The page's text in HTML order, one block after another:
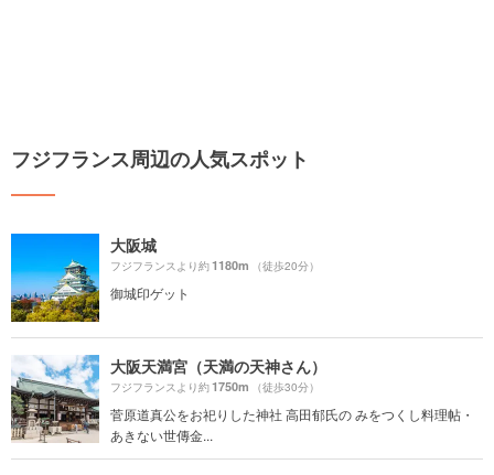
フジフランス周辺の人気スポット
大阪城
フジフランスより約1180m （徒歩20分）
御城印ゲット
大阪天満宮（天満の天神さん）
フジフランスより約1750m （徒歩30分）
菅原道真公をお祀りした神社 高田郁氏の みをつくし料理帖・
あきない世傳金...